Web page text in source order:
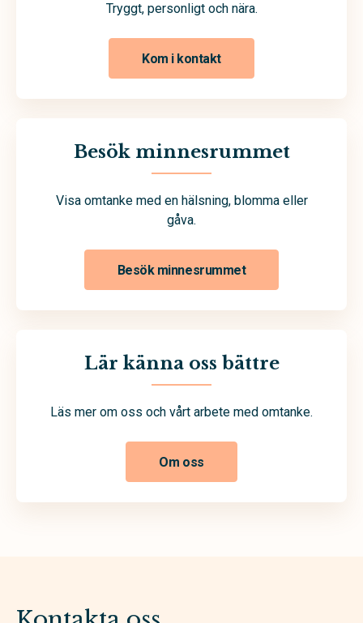
Tryggt, personligt och nära.
Kom i kontakt
Besök minnesrummet
Visa omtanke med en hälsning, blomma eller
gåva.
Besök minnesrummet
Lär känna oss bättre
Läs mer om oss och vårt arbete med omtanke.
Om oss